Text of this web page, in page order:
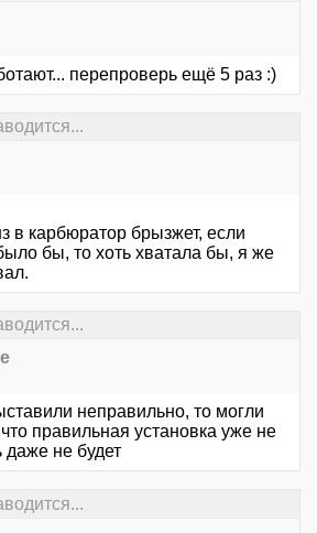
перепроверь ещё 5 раз :)
в карбюратор брызжет, если
бы, то хоть хватала бы, я же
неправильно, то могли
правильная установка уже не
даже не будет